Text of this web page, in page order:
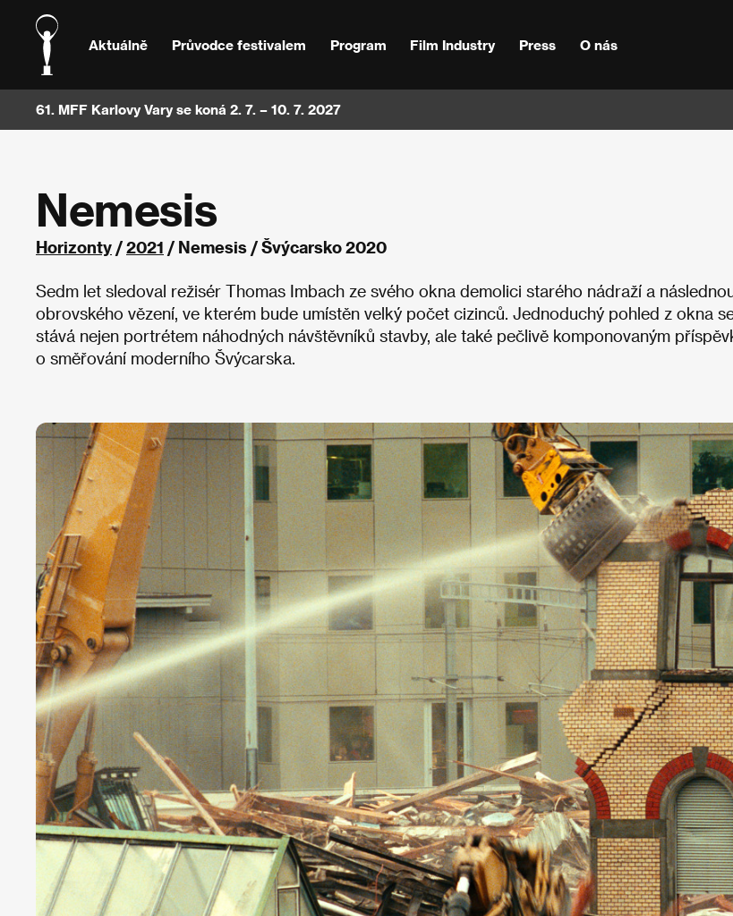
Aktuálně Průvodce festivalem Program Film Industry Press O nás
61. MFF Karlovy Vary se koná 2. 7. – 10. 7. 2027
Nemesis
Horizonty /2021 / Nemesis / Švýcarsko 2020
Sedm let sledoval režisér Thomas Imbach ze svého okna demolici starého nádraží a
obrovského vězení, ve kterém bude umístěn velký počet cizinců. Jednoduchý pohled z okna
stává nejen portrétem náhodných návštěvníků stavby, ale také pečlivě komponovaným
o směřování moderního Švýcarska.